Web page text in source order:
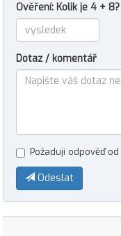
Ověření: Kolik je 4 + 8?
Dotaz / komentář
Požaduji odpověď
Odeslat